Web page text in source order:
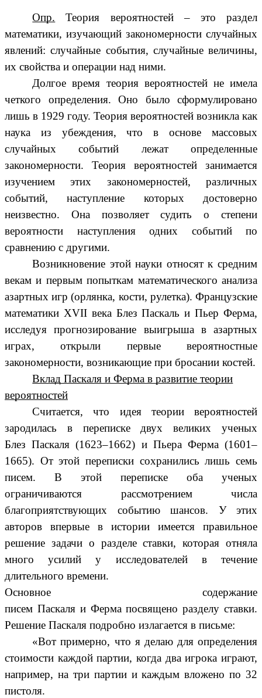
Опр. Теория вероятностей – это раздел
математики, изучающий закономерности случайных
явлений: случайные события, случайные величины,
их свойства и операции над ними.
Долгое время теория вероятностей не имела
четкого определения. Оно было сформулировано
лишь в 1929 году. Теория вероятностей возникла как
наука из убеждения, что в основе массовых
случайных событий лежат определенные
закономерности. Теория вероятностей занимается
изучением этих закономерностей, различных
событий, наступление которых достоверно
неизвестно. Она позволяет судить о степени
вероятности наступления одних событий по
сравнению с другими.
Возникновение этой науки относят к средним
векам и первым попыткам математического анализа
азартных игр (орлянка, кости, рулетка). Французские
математики XVII века Блез Паскаль и Пьер Ферма,
исследуя прогнозирование выигрыша в азартных
играх, открыли первые вероятностные
закономерности, возникающие при бросании костей.
Вклад Паскаля и Ферма в развитие теории
вероятностей
Считается, что идея теории вероятностей
зародилась в переписке двух великих ученых
Блез Паскаля (1623–1662) и Пьера Ферма (1601–
1665). От этой переписки сохранились лишь семь
писем. В этой переписке оба ученых
ограничиваются рассмотрением числа
благоприятствующих событию шансов. У этих
авторов впервые в истории имеется правильное
решение задачи о разделе ставки, которая отняла
много усилий у исследователей в течение
длительного времени.
Основное содержание
писем Паскаля и Ферма посвящено разделу ставки.
Решение Паскаля подробно излагается в письме:
«Вот примерно, что я делаю для определения
стоимости каждой партии, когда два игрока играют,
например, на три партии и каждым вложено по 32
пистоля.